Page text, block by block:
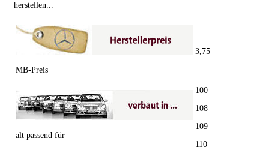
herstellen...
MB-Preis
3,75
alt passend für
100
108
109
110